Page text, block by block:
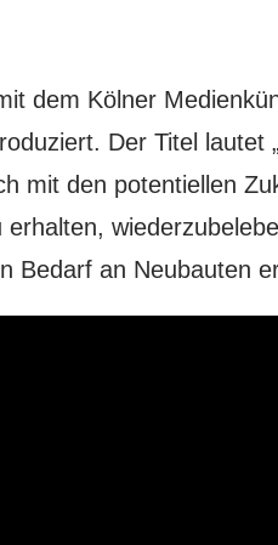
dem Kölner
Der Titel
mit den potentiellen
erhalten,
Bedarf an Neubauten